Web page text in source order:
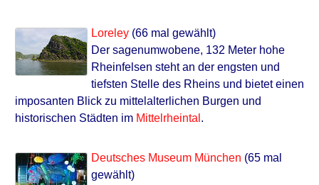
Loreley (66 mal gewählt)
Der sagenumwobene, 132 Meter hohe
Rheinfelsen steht an der engsten und
tiefsten Stelle des Rheins und bietet einen
imposanten Blick zu mittelalterlichen Burgen und
historischen Städten im Mittelrheintal .
Deutsches Museum München (65 mal
gewählt)